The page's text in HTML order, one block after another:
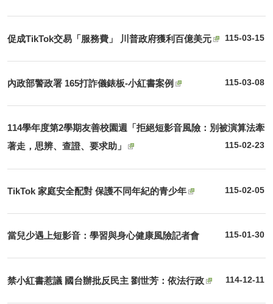
促成TikTok交易「服務費」 川普政府獲利百億美元 115-03-15
內政部警政署 165打詐儀錶板-小紅書案例 115-03-08
114學年度第2學期友善校園週「拒絕短影音風險：別被演算法牽
著走，思辨、查證、要求助」
115-02-23
TikTok 家庭安全配對 保護不同年紀的青少年 115-02-05
當兒少遇上短影音：學習與身心健康風險記者會 115-01-30
禁小紅書惹議 國台辦批反民主 劉世芳：依法行政 114-12-11